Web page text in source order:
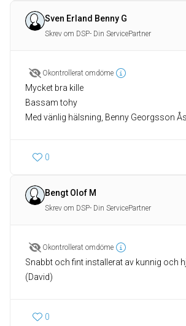
Sven Erland Benny G
Skrev om DSP- Din ServicePartner
Okontrollerat omdöme
Mycket bra kille
Bassam tohy
Med vänlig hälsning, Benny Georgsson
0
Bengt Olof M
Skrev om DSP- Din ServicePartner
Okontrollerat omdöme
Snabbt och fint installerat av kunnig och
(David)
0